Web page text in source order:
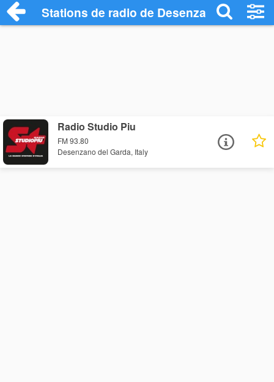
Stations de radio de Desenzano del
Radio Studio Piu
FM 93.80
Desenzano del Garda, Italy